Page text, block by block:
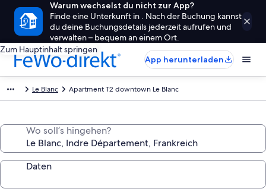
Warum wechselst du nicht zur App?
Finde eine Unterkunft in . Nach der Buchung kannst
du deine Buchungsdetails jederzeit aufrufen und
verwalten – bequem an einem Ort.
Zum Hauptinhalt springen
App herunterladen
Le Blanc Apartment T2 downtown Le Blanc
Wo soll’s hingehen?
Daten